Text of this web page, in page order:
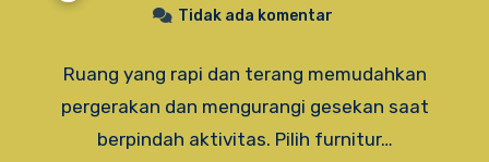
Tidak ada komentar
Ruang yang rapi dan terang memudahkan
pergerakan dan mengurangi gesekan saat
berpindah aktivitas. Pilih furnitur…